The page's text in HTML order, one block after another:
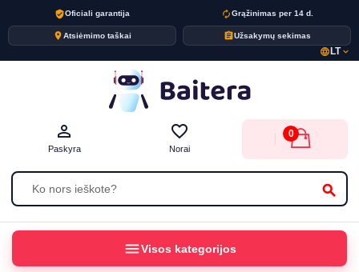
verified_userOficiali garantija autorenewGrąžinimas per 14 d.
placeAtsiėmimo taškai assignmentUžsakymų sekimas
language LTexpand_more
search
person_outline
Paskyra
favorite_border
Norai
0
menuVisos kategorijos